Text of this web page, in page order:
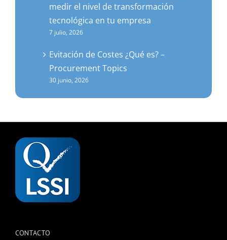
medir el nivel de transformación
tecnológica en tu empresa
7 julio, 2026
Evitación de Costes ¿Qué es? –
Procurement Topics
30 junio, 2026
CONTACTO